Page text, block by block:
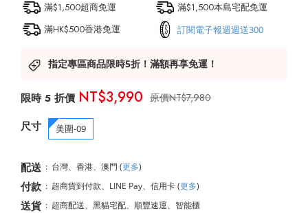
滿$1,500超商免運
滿$1,500本島宅配免運
滿HK$500香港免運
訂閱電子報週週送300
指定專區商品限時5折！滿額再享免運！
NT$7,980
NT$3,990
尺寸 美圍-09
配送 : 台灣、香港、澳門 (更多)
付款 : 超商貨到付款、LINE Pay、信用卡(更多)
送貨 : 超商配送、黑貓宅配、順豐速運、智能櫃